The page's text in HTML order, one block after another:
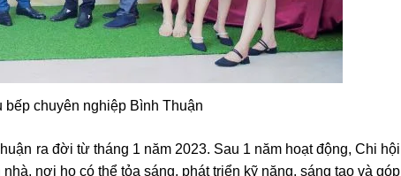
chuyên nghiệp Bình Thuận
ra đời từ tháng 1 năm 2023. Sau 1 năm hoạt động, Chi hội
nơi họ có thể tỏa sáng, phát triển kỹ năng, sáng tạo và góp